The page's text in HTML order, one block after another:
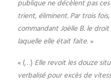
publique ne décèlent pas
trient, éliminent. Par trois
commandant Joëlle B. le
laquelle elle était faite. »
« (…) Elle revoit les douze
verbalisé pour excès de